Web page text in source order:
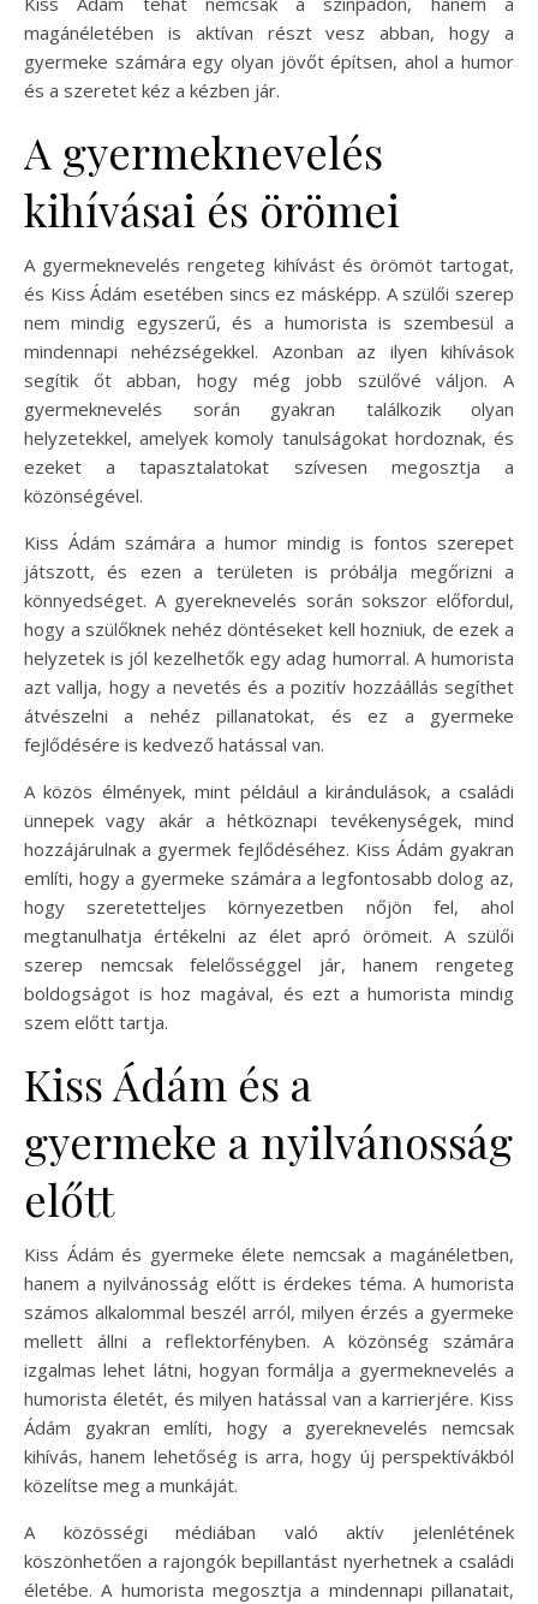
magánéletében is aktívan részt vesz abban, hogy a
gyermeke számára egy olyan jövőt építsen, ahol a humor
és a szeretet kéz a kézben jár.
A gyermeknevelés
kihívásai és örömei
A gyermeknevelés rengeteg kihívást és örömöt tartogat,
és Kiss Ádám esetében sincs ez másképp. A szülői szerep
nem mindig egyszerű, és a humorista is szembesül a
mindennapi nehézségekkel. Azonban az ilyen kihívások
segítik őt abban, hogy még jobb szülővé váljon. A
gyermeknevelés során gyakran találkozik olyan
helyzetekkel, amelyek komoly tanulságokat hordoznak, és
ezeket a tapasztalatokat szívesen megosztja a
közönségével.
Kiss Ádám számára a humor mindig is fontos szerepet
játszott, és ezen a területen is próbálja megőrizni a
könnyedséget. A gyereknevelés során sokszor előfordul,
hogy a szülőknek nehéz döntéseket kell hozniuk, de ezek a
helyzetek is jól kezelhetők egy adag humorral. A humorista
azt vallja, hogy a nevetés és a pozitív hozzáállás segíthet
átvészelni a nehéz pillanatokat, és ez a gyermeke
fejlődésére is kedvező hatással van.
A közös élmények, mint például a kirándulások, a családi
ünnepek vagy akár a hétköznapi tevékenységek, mind
hozzájárulnak a gyermek fejlődéséhez. Kiss Ádám gyakran
említi, hogy a gyermeke számára a legfontosabb dolog az,
hogy szeretetteljes környezetben nőjön fel, ahol
megtanulhatja értékelni az élet apró örömeit. A szülői
szerep nemcsak felelősséggel jár, hanem rengeteg
boldogságot is hoz magával, és ezt a humorista mindig
szem előtt tartja.
Kiss Ádám és a
gyermeke a nyilvánosság
előtt
Kiss Ádám és gyermeke élete nemcsak a magánéletben,
hanem a nyilvánosság előtt is érdekes téma. A humorista
számos alkalommal beszél arról, milyen érzés a gyermeke
mellett állni a reflektorfényben. A közönség számára
izgalmas lehet látni, hogyan formálja a gyermeknevelés a
humorista életét, és milyen hatással van a karrierjére. Kiss
Ádám gyakran említi, hogy a gyereknevelés nemcsak
kihívás, hanem lehetőség is arra, hogy új perspektívákból
közelítse meg a munkáját.
A közösségi médiában való aktív jelenlétének
köszönhetően a rajongók bepillantást nyerhetnek a családi
életébe. A humorista megosztja a mindennapi pillanatait,